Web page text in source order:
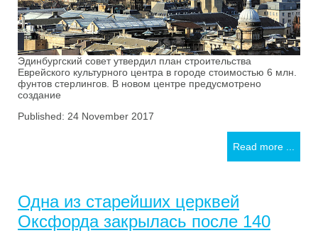
Эдинбургский совет утвердил план строительства
Еврейского культурного центра в городе стоимостью 6 млн.
фунтов стерлингов. В новом центре предусмотрено
создание
Published: 24 November 2017
Read more ...
Одна из старейших церквей
Оксфорда закрылась после 140